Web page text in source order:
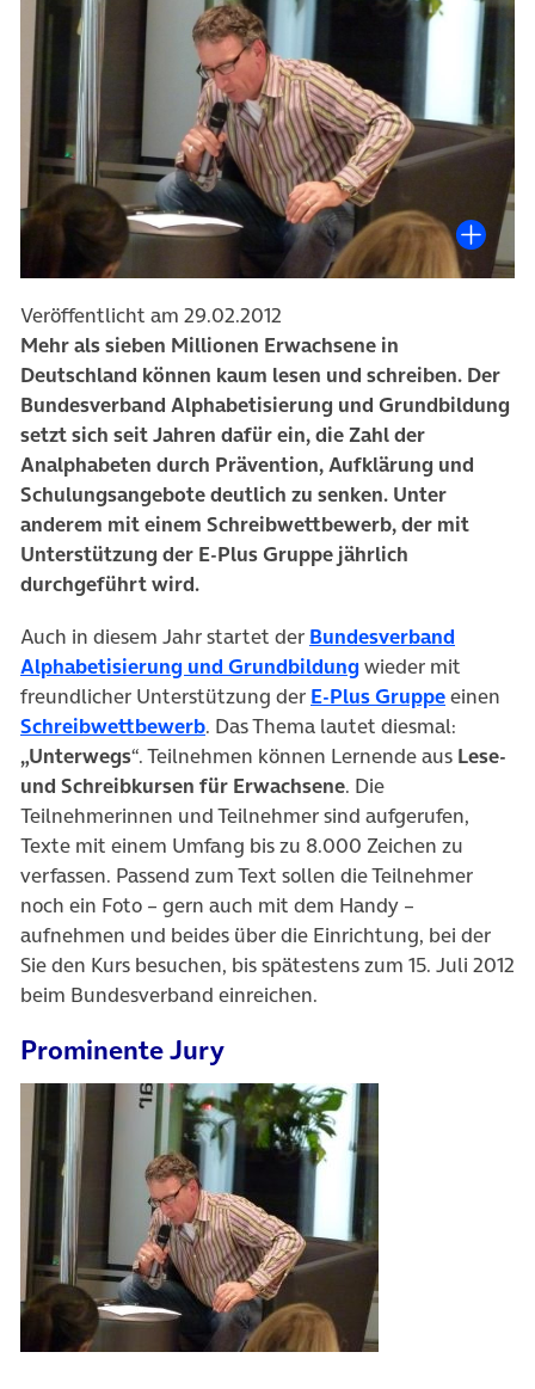
Veröffentlicht am 29.02.2012
Mehr als sieben Millionen Erwachsene in
Deutschland können kaum lesen und schreiben. Der
Bundesverband Alphabetisierung und Grundbildung
setzt sich seit Jahren dafür ein, die Zahl der
Analphabeten durch Prävention, Aufklärung und
Schulungsangebote deutlich zu senken. Unter
anderem mit einem Schreibwettbewerb, der mit
Unterstützung der E-Plus Gruppe jährlich
durchgeführt wird.
Auch in diesem Jahr startet der Bundesverband
Alphabetisierung und Grundbildung(öffnet in neuem
wieder mit
freundlicher Unterstützung der E-Plus Gruppeeinen
Schreibwettbewerb(öffnet in neuem Tab)
. Das Thema lautet diesmal:
„Unterwegs“. Teilnehmen können Lernende aus Lese-
und Schreibkursen für Erwachsene. Die
Teilnehmerinnen und Teilnehmer sind aufgerufen,
Texte mit einem Umfang bis zu 8.000 Zeichen zu
verfassen. Passend zum Text sollen die Teilnehmer
noch ein Foto – gern auch mit dem Handy –
aufnehmen und beides über die Einrichtung, bei der
Sie den Kurs besuchen, bis spätestens zum 15. Juli 2012
beim Bundesverband einreichen.
Prominente Jury